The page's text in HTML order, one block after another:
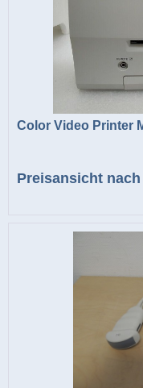
Color Video Printer
Preisansicht